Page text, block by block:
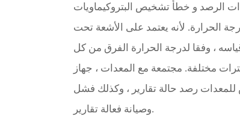
الرصد و خطأ تشخيص البتروكيماويات
الحرارة. لأنه يعتمد على الأشعة تحت
، وفقا لدرجة الحرارة الفرق من كل
مختلفة. مجتمعة مع المعدات ، جهاز
رصد حالة تقارير ، وكذلك فشل
وصيانة فعالة تقارير.